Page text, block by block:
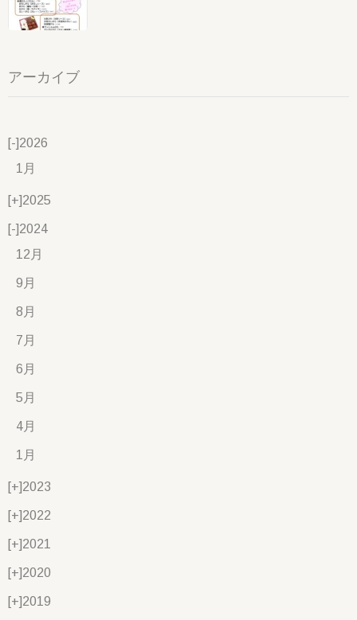
アーカイブ
[-]2026
1月
[+]2025
[-]2024
12月
9月
8月
7月
6月
5月
4月
1月
[+]2023
[+]2022
[+]2021
[+]2020
[+]2019